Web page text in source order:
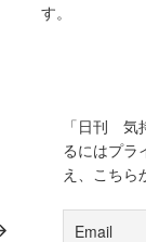
す。
「日刊 気
るにはプラ
え、こちら